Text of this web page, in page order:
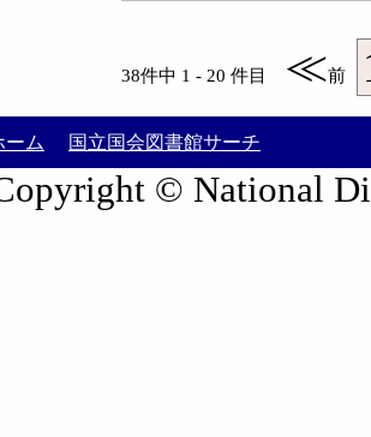
38件中 1 - 20 件目 ≪前
ーム 国立国会図書館サーチ
© National